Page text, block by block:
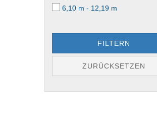
6,10 m - 12,19 m
FILTERN
ZURÜCKSETZEN